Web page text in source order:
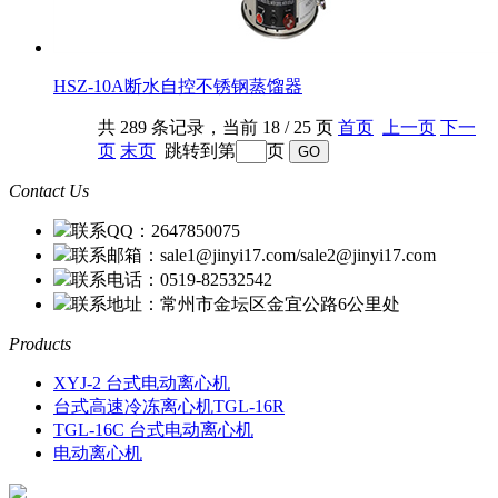
HSZ-10A断水自控不锈钢蒸馏器
共 289 条记录，当前 18 / 25 页 首页 上一页 下一
页 末页 跳转到第 页
Contact Us
联系QQ：2647850075
联系邮箱：sale1@jinyi17.com/sale2@jinyi17.com
联系电话：0519-82532542
联系地址：常州市金坛区金宜公路6公里处
Products
XYJ-2 台式电动离心机
台式高速冷冻离心机TGL-16R
TGL-16C 台式电动离心机
电动离心机